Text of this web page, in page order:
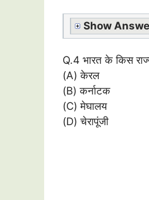
Show
Q.4 भारत के किस
(A) केरल
(B) कर्नाटक
(C) मेघालय
(D) चेरापूंजी